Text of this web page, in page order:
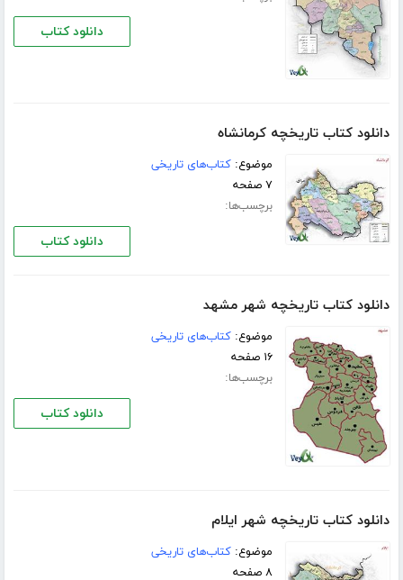
دانلود کتاب
دانلود کتاب تاریخچه کرمانشاه
موضوع:کتاب‌های تاریخی
۷ صفحه
برچسب‌ها:
دانلود کتاب
دانلود کتاب تاریخچه شهر مشهد
موضوع:کتاب‌های تاریخی
۱۶ صفحه
برچسب‌ها:
دانلود کتاب
دانلود کتاب تاریخچه شهر ایلام
موضوع:کتاب‌های تاریخی
۸ صفحه